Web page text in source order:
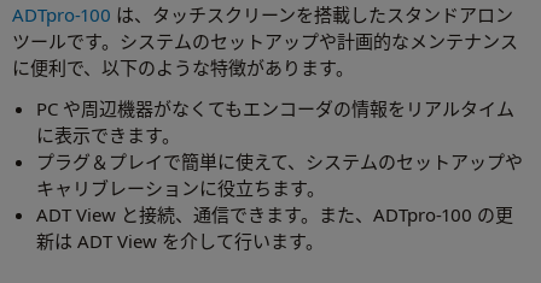
ADTpro-100 は、タッチスクリーンを搭載したスタンドアロン
ツールです。システムのセットアップや計画的なメンテナンス
に便利で、以下のような特徴があります。
PC や周辺機器がなくてもエンコーダの情報をリアルタイム
に表示できます。
プラグ＆プレイで簡単に使えて、システムのセットアップや
キャリブレーションに役立ちます。
ADT View と接続、通信できます。また、ADTpro-100 の更
新は ADT View を介して行います。